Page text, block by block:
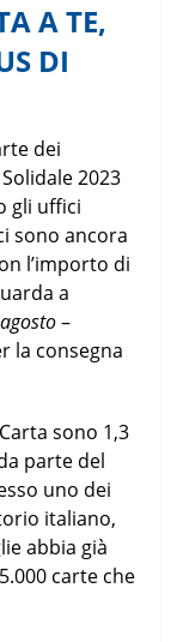
A TE,
DI
dei
2023
gli uffici
sono ancora
l’importo di
a
–
la consegna
sono 1,3
parte del
uno dei
italiano,
abbia già
carte che